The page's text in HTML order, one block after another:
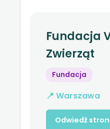
Fundacja
Zwierząt
Fundacja
📍 Warszawa
Odwiedź